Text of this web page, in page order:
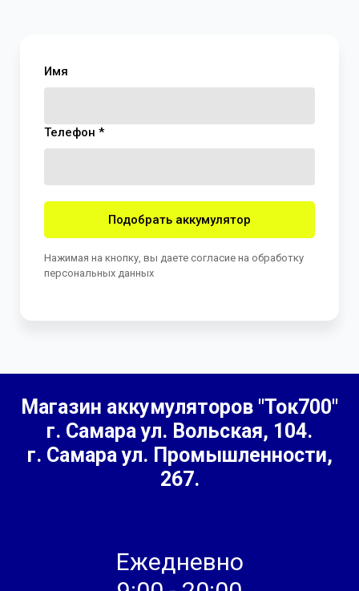
Имя
Телефон *
Подобрать аккумулятор
Нажимая на кнопку, вы даете согласие на обработку
персональных данных
Магазин аккумуляторов "Ток700"
г. Самараул. Вольская, 104.
г. Самара ул. Промышленности,
267.
Ежедневно